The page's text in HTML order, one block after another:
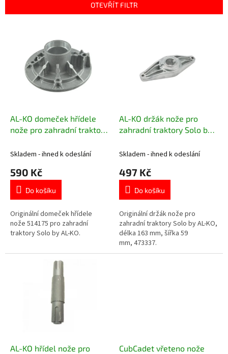
r
OTEVŘÍT FILTR
AL-KO domeček hřídele
nože pro zahradní traktory
Skladem - ihned k odeslání
590 Kč
Do košíku
Originální domeček hřídele
nože 514175 pro zahradní
traktory Solo by AL-KO.
AL-KO držák nože pro
zahradní traktory Solo by
Skladem - ihned k odeslání
497 Kč
Do košíku
Originální držák nože pro
zahradní traktory Solo by AL-KO,
délka 163 mm, šířka 59
mm, 473337.
AL-KO hřídel nože pro
CubCadet vřeteno nože